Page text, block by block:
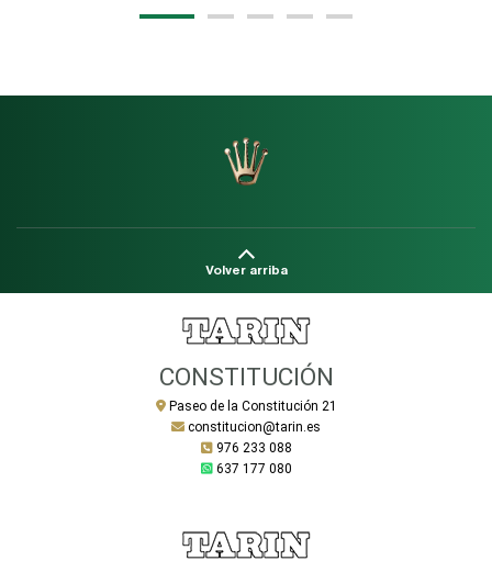
Volver arriba
CONSTITUCIÓN
Paseo de la Constitución 21
constitucion@tarin.es
976 233 088
637 177 080